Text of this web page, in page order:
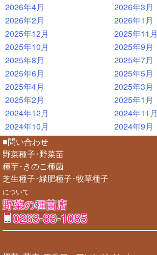
2026年4月
2026年3月
2026年2月
2026年1月
2025年12月
2025年11月
2025年10月
2025年9月
2025年8月
2025年7月
2025年6月
2025年5月
2025年4月
2025年3月
2025年2月
2025年1月
2024年12月
2024年11月
2024年10月
2024年9月
■問い合わせ
野菜種子･野菜苗
種芋･きのこ種菌
芝生種子･緑肥種子･牧草種子
について
野菜の種苗店
0263-33-1085